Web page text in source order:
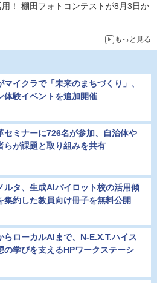
！ 棚田フォトコンテストが8月3日か
もっと見る
マイクラで「未来のまちづくり」、
体験イベントを追加開催
セミナーに726名が参加、自治体や
らが課題と取り組みを共有
ルタ、生成AIパイロット校の活用傾
集約した教員向け冊子を無料公開
らローカルAIまで、N-E.X.T.ハイス
の学びを支えるHPワークステーシ